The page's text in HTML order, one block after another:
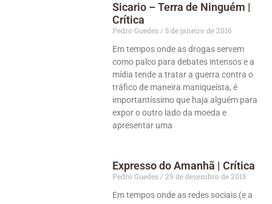
Sicario – Terra de Ninguém |
Crítica
Pedro Guedes
5 de janeiro de 2016
Em tempos onde as drogas servem
como palco para debates intensos e a
mídia tende a tratar a guerra contra o
tráfico de maneira maniqueísta, é
importantíssimo que haja alguém para
expor o outro lado da moeda e
apresentar uma
Expresso do Amanhã | Crítica
Pedro Guedes
29 de dezembro de 2015
Em tempos onde as redes sociais (e a